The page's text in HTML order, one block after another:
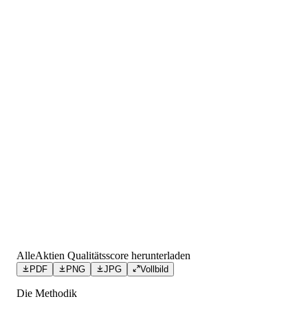
AlleAktien Qualitätsscore herunterladen
PDF PNG JPG Vollbild
Die Methodik